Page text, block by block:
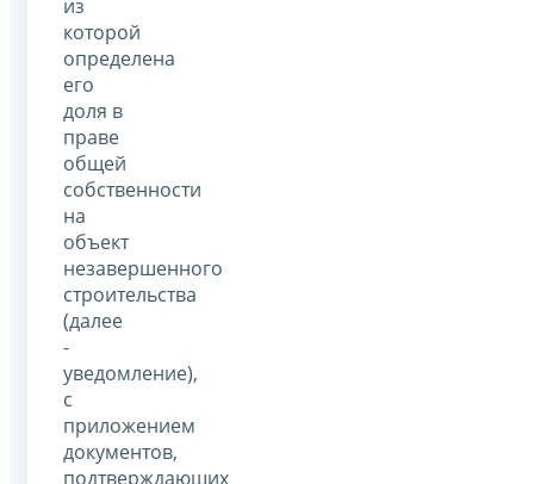
из
которой
определена
его
доля в
праве
общей
собственности
на
объект
незавершенного
строительства
(далее
-
уведомление),
с
приложением
документов,
подтверждающих